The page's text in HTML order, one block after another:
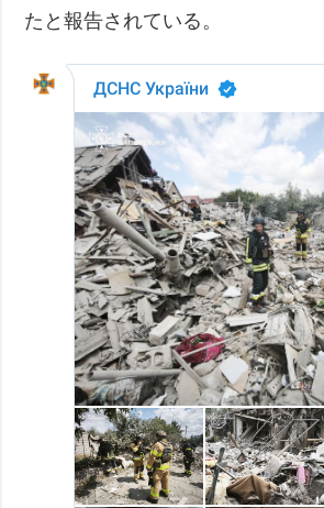
たと報告されている。